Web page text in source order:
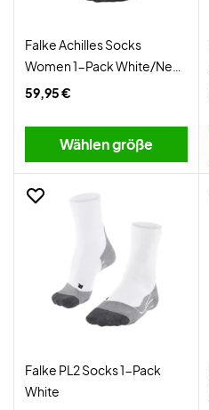
Falke Achilles Socks
Women 1-Pack White/Neon
Red
59,95 €
Wählen größe
Falke PL2 Socks 1-Pack
White